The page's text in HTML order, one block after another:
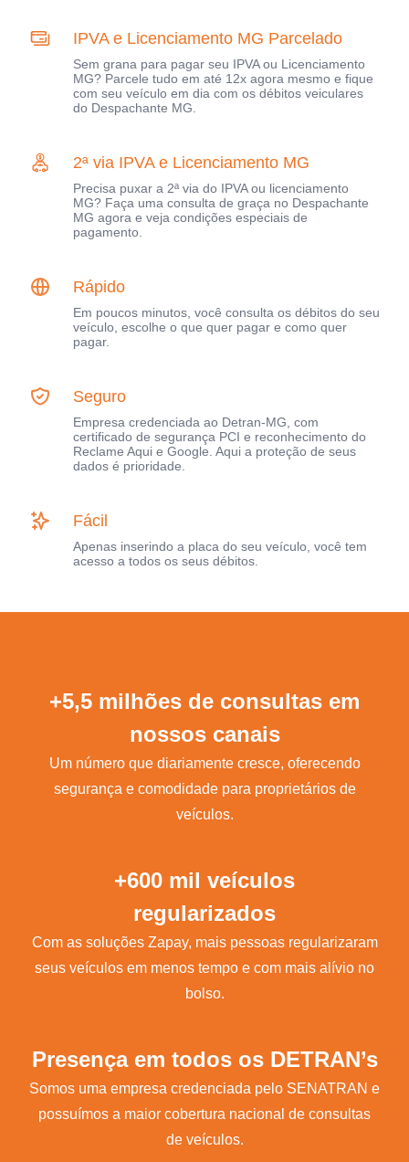
IPVA e Licenciamento MG Parcelado
Sem grana para pagar seu IPVA ou Licenciamento
MG? Parcele tudo em até 12x agora mesmo e fique
com seu veículo em dia com os débitos veiculares
do Despachante MG.
2ª via IPVA e Licenciamento MG
Precisa puxar a 2ª via do IPVA ou licenciamento
MG? Faça uma consulta de graça no Despachante
MG agora e veja condições especiais de
pagamento.
Rápido
Em poucos minutos, você consulta os débitos do seu
veículo, escolhe o que quer pagar e como quer
pagar.
Seguro
Empresa credenciada ao Detran-MG, com
certificado de segurança PCI e reconhecimento do
Reclame Aqui e Google. Aqui a proteção de seus
dados é prioridade.
Fácil
Apenas inserindo a placa do seu veículo, você tem
acesso a todos os seus débitos.
+5,5 milhões de consultas em
nossos canais
Um número que diariamente cresce, oferecendo
segurança e comodidade para proprietários de
veículos.
+600 mil veículos
regularizados
Com as soluções Zapay, mais pessoas regularizaram
seus veículos em menos tempo e com mais alívio no
bolso.
Presença em todos os DETRAN’s
Somos uma empresa credenciada pelo SENATRAN e
possuímos a maior cobertura nacional de consultas
de veículos.